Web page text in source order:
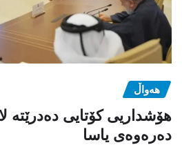
هەواڵ
هۆشداریی کۆتایی دەدرێتە
دەرەوەی یاسا